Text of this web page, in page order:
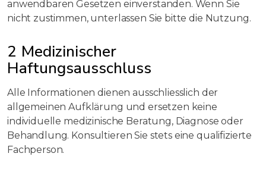
anwendbaren Gesetzen einverstanden. Wenn Sie
nicht zustimmen, unterlassen Sie bitte die Nutzung.
2 Medizinischer
Haftungsausschluss
Alle Informationen dienen ausschliesslich der
allgemeinen Aufklärung und ersetzen keine
individuelle medizinische Beratung, Diagnose oder
Behandlung. Konsultieren Sie stets eine qualifizierte
Fachperson.